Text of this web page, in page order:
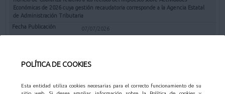
POLÍTICA DE COOKIES
Esta entidad utiliza cookies necesarias para el correcto funcionamiento de su
Económicas de 2026 cuya gestión recaudatoria corresponde a la Agencia Estatal
de Administración Tributaria
07/07/2026
Mostrar